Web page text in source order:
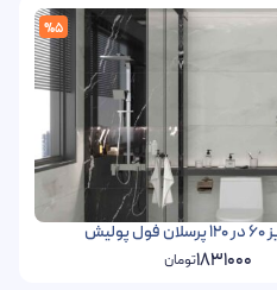
%5
1831000تومان